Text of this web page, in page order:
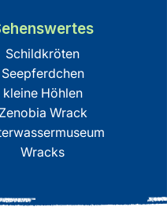
Schildkröten
Seepferdchen
kleine Höhlen
Zenobia Wrack
Wracks